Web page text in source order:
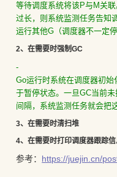
等待调度系统将该P与M关
过长，则系统监测任务告知
运行其他G（调度器不一定
2、在需要时强制GC
-
Go运行时系统在调度器初
于暂停状态。一旦GC当前
间隔，系统监测任务就会把
3、在需要时清扫堆
4、在需要时打印调度器跟踪
参考： https://juejin.cn/